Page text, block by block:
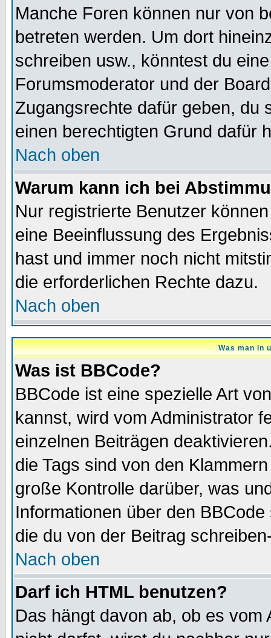
Manche Foren können nur von
betreten werden. Um dort
schreiben usw., könntest du
Forumsmoderator und der
Zugangsrechte dafür geben, du
einen berechtigten Grund dafür
Nach oben
Warum kann ich bei
Nur registrierte Benutzer
eine Beeinflussung des
hast und immer noch nicht
die erforderlichen Rechte dazu.
Nach oben
Was man in
Was ist BBCode?
BBCode ist eine spezielle Art
kannst, wird vom Administrator
einzelnen Beiträgen
die Tags sind von den
große Kontrolle darüber, was
Informationen über den
die du von der Beitrag
Nach oben
Darf ich HTML benutzen?
Das hängt davon ab, ob es